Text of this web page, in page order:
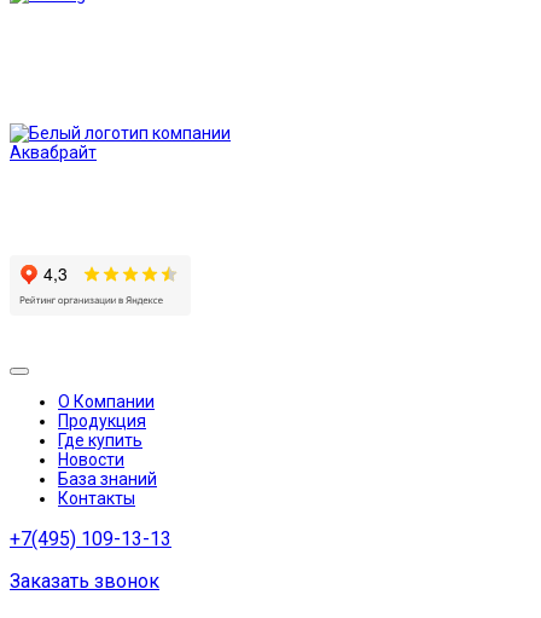
О Компании
Продукция
Где купить
Новости
База знаний
Контакты
+7(495) 109-13-13
Заказать звонок